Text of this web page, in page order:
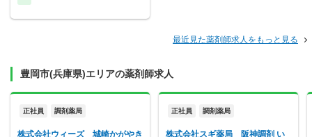
最近見た薬剤師求人をもっと見る
豊岡市(兵庫県)エリアの薬剤師求人
正社員 調剤薬局
株式会社ウィーズ 城崎かがやき
正社員 調剤薬局
株式会社スギ薬局 阪神調剤 い